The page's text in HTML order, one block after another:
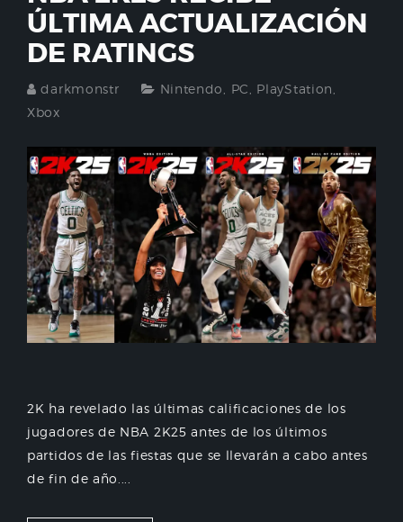
ÚLTIMA ACTUALIZACIÓN
DE RATINGS
darkmonstr Nintendo PC PlayStation
Xbox
2K ha revelado las últimas calificaciones de los
jugadores de NBA 2K25 antes de los últimos
partidos de las fiestas que se llevarán a cabo antes
de fin de año....